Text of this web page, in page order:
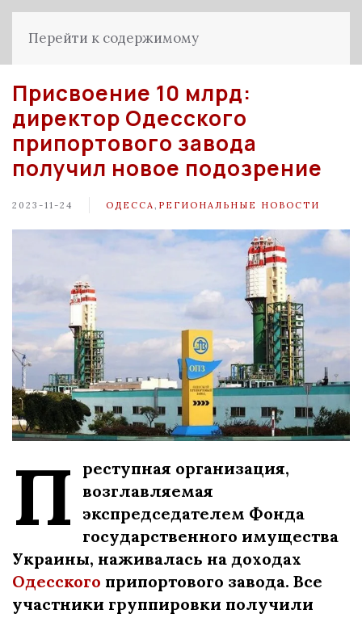
Перейти к содержимому
Присвоение 10 млрд:
директор Одесского
припортового завода
получил новое подозрение
2023-11-24 ОДЕССА РЕГИОНАЛЬНЫЕ НОВОСТИ
П
реступная организация,
возглавляемая
экспредседателем Фонда
государственного имущества
Украины, наживалась на доходах
Одесского припортового завода. Все
участники группировки получили